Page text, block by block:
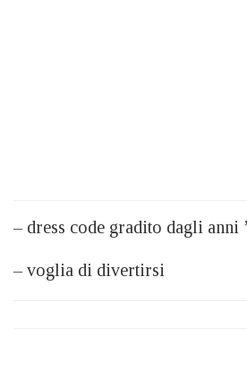
– dress code gradito dagli anni
– voglia di divertirsi